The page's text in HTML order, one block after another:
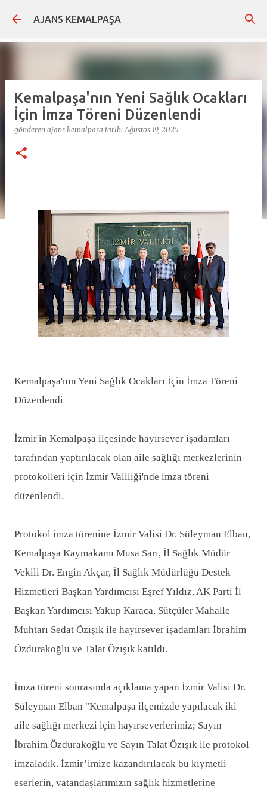
Ana içeriğe atla
AJANS KEMALPAŞA
Kemalpaşa'nın Yeni Sağlık Ocakları
İçin İmza Töreni Düzenlendi
gönderen ajans kemalpaşa tarih:Ağustos 19, 2025
Kemalpaşa'nın Yeni Sağlık Ocakları İçin İmza Töreni
Düzenlendi
İzmir'in Kemalpaşa ilçesinde hayırsever işadamları
tarafından yaptırılacak olan aile sağlığı merkezlerinin
protokolleri için İzmir Valiliği'nde imza töreni
düzenlendi.
Protokol imza törenine İzmir Valisi Dr. Süleyman Elban,
Kemalpaşa Kaymakamı Musa Sarı, İl Sağlık Müdür
Vekili Dr. Engin Akçar, İl Sağlık Müdürlüğü Destek
Hizmetleri Başkan Yardımcısı Eşref Yıldız, AK Parti İl
Başkan Yardımcısı Yakup Karaca, Sütçüler Mahalle
Muhtarı Sedat Özışık ile hayırsever işadamları İbrahim
Özdurakoğlu ve Talat Özışık katıldı.
İmza töreni sonrasında açıklama yapan İzmir Valisi Dr.
Süleyman Elban "Kemalpaşa ilçemizde yapılacak iki
aile sağlığı merkezi için hayırseverlerimiz; Sayın
İbrahim Özdurakoğlu ve Sayın Talat Özışık ile protokol
imzaladık. İzmir’imize kazandırılacak bu kıymetli
eserlerin, vatandaşlarımızın sağlık hizmetlerine